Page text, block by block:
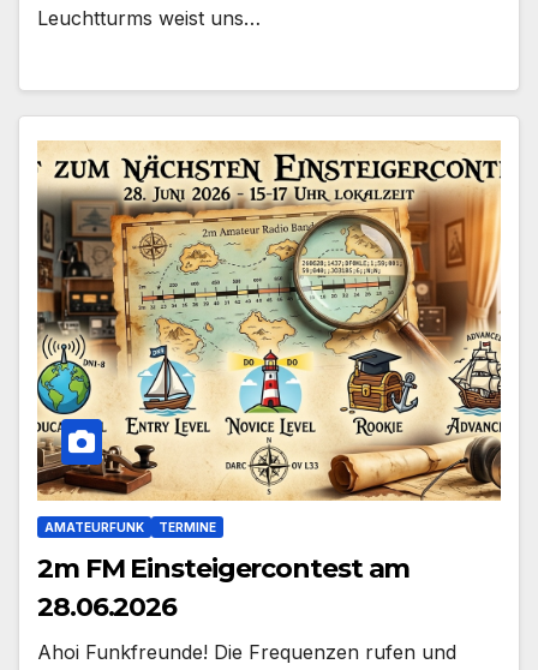
Leuchtturms weist uns…
AMATEURFUNK TERMINE
2m FM Einsteigercontest am
28.06.2026
Ahoi Funkfreunde! Die Frequenzen rufen und